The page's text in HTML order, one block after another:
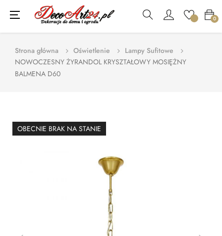
0
Toggle
navigation
☰
Strona główna Oświetlenie
Lampy Sufitowe
NOWOCZESNY ŻYRANDOL KRYSZTAŁOWY MOSIĘŻNY
BALMENA D60
OBECNIE BRAK NA STANIE